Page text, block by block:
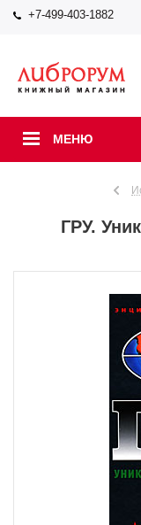
+7-499-403-1882
МЕНЮ
ГРУ.